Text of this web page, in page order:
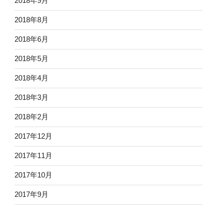
2018年8月
2018年6月
2018年5月
2018年4月
2018年3月
2018年2月
2017年12月
2017年11月
2017年10月
2017年9月